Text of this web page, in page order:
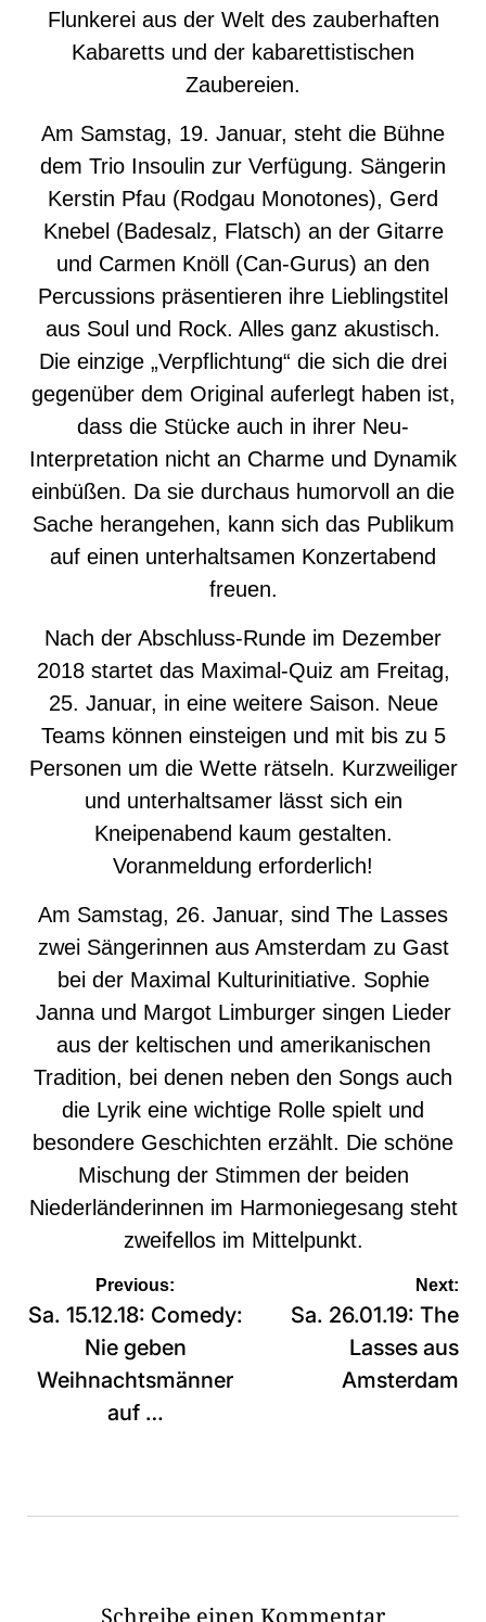
Flunkerei aus der Welt des zauberhaften
Kabaretts und der kabarettistischen
Zaubereien.
Am Samstag, 19. Januar, steht die Bühne
dem Trio Insoulin zur Verfügung. Sängerin
Kerstin Pfau (Rodgau Monotones), Gerd
Knebel (Badesalz, Flatsch) an der Gitarre
und Carmen Knöll (Can-Gurus) an den
Percussions präsentieren ihre Lieblingstitel
aus Soul und Rock. Alles ganz akustisch.
Die einzige „Verpflichtung“ die sich die drei
gegenüber dem Original auferlegt haben ist,
dass die Stücke auch in ihrer Neu-
Interpretation nicht an Charme und Dynamik
einbüßen. Da sie durchaus humorvoll an die
Sache herangehen, kann sich das Publikum
auf einen unterhaltsamen Konzertabend
freuen.
Nach der Abschluss-Runde im Dezember
2018 startet das Maximal-Quiz am Freitag,
25. Januar, in eine weitere Saison. Neue
Teams können einsteigen und mit bis zu 5
Personen um die Wette rätseln. Kurzweiliger
und unterhaltsamer lässt sich ein
Kneipenabend kaum gestalten.
Voranmeldung erforderlich!
Am Samstag, 26. Januar, sind The Lasses
zwei Sängerinnen aus Amsterdam zu Gast
bei der Maximal Kulturinitiative. Sophie
Janna und Margot Limburger singen Lieder
aus der keltischen und amerikanischen
Tradition, bei denen neben den Songs auch
die Lyrik eine wichtige Rolle spielt und
besondere Geschichten erzählt. Die schöne
Mischung der Stimmen der beiden
Niederländerinnen im Harmoniegesang steht
zweifellos im Mittelpunkt.
Beitragsnavigation
Previous:
Sa. 15.12.18: Comedy:
Nie geben
Weihnachtsmänner
auf …
Next:
Sa. 26.01.19: The
Lasses aus
Amsterdam
Schreibe einen Kommentar